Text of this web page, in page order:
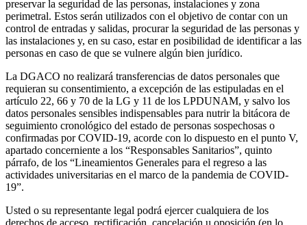
preservar la seguridad de las personas, instalaciones y zona
perimetral. Estos serán utilizados con el objetivo de contar con un
control de entradas y salidas, procurar la seguridad de las personas y
las instalaciones y, en su caso, estar en posibilidad de identificar a las
personas en caso de que se vulnere algún bien jurídico.
La DGACO no realizará transferencias de datos personales que
requieran su consentimiento, a excepción de las estipuladas en el
artículo 22, 66 y 70 de la LG y 11 de los LPDUNAM, y salvo los
datos personales sensibles indispensables para nutrir la bitácora de
seguimiento cronológico del estado de personas sospechosas o
confirmadas por COVID-19, acorde con lo dispuesto en el punto V,
apartado concerniente a los “Responsables Sanitarios”, quinto
párrafo, de los “Lineamientos Generales para el regreso a las
actividades universitarias en el marco de la pandemia de COVID-
19”.
Usted o su representante legal podrá ejercer cualquiera de los